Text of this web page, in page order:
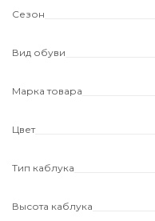
Сезон
Вид обуви
Марка товара
Цвет
Тип каблука
Высота каблука